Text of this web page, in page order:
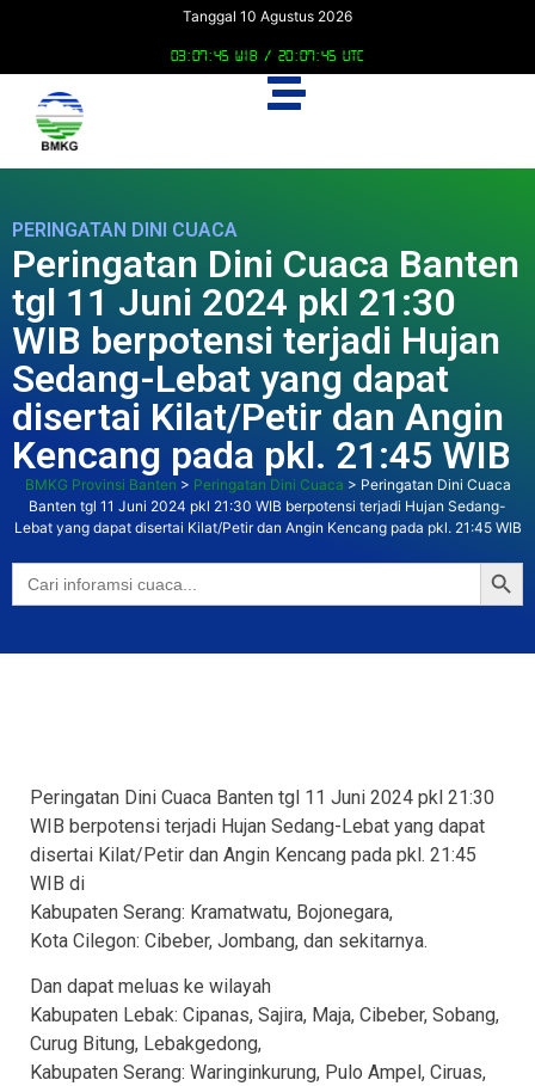
Tanggal 10 Agustus 2026
03:07:46 WIB / 20:07:46 UTC
PERINGATAN DINI CUACA
Peringatan Dini Cuaca Banten
tgl 11 Juni 2024 pkl 21:30
WIB berpotensi terjadi Hujan
Sedang-Lebat yang dapat
disertai Kilat/Petir dan Angin
Kencang pada pkl. 21:45 WIB
BMKG Provinsi Banten > Peringatan Dini Cuaca > Peringatan Dini Cuaca
Banten tgl 11 Juni 2024 pkl 21:30 WIB berpotensi terjadi Hujan Sedang-
Lebat yang dapat disertai Kilat/Petir dan Angin Kencang pada pkl. 21:45 WIB
Search
for:
Peringatan Dini Cuaca Banten tgl 11 Juni 2024 pkl 21:30
WIB berpotensi terjadi Hujan Sedang-Lebat yang dapat
disertai Kilat/Petir dan Angin Kencang pada pkl. 21:45
WIB di
Kabupaten Serang: Kramatwatu, Bojonegara,
Kota Cilegon: Cibeber, Jombang, dan sekitarnya.
Dan dapat meluas ke wilayah
Kabupaten Lebak: Cipanas, Sajira, Maja, Cibeber, Sobang,
Curug Bitung, Lebakgedong,
Kabupaten Serang: Waringinkurung, Pulo Ampel, Ciruas,